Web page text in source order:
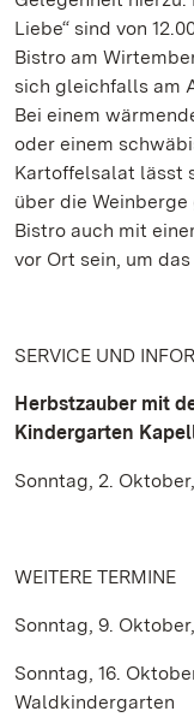
Liebe“ sind von
Bistro am
sich gleichfalls am
Bei einem
oder einem
Kartoffelsalat lässt
über die
Bistro auch mit
vor Ort sein, um
SERVICE UND
Herbstzauber mit
Kindergarten
Sonntag, 2.
WEITERE TERMINE
Sonntag, 9.
Sonntag, 16.
Waldkindergarten